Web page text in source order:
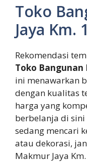
Toko
Jaya Km.
Rekomendasi
Toko Bangunan
ini menawarkan
dengan kualitas
harga yang
berbelanja di sini
sedang mencari
atau dekorasi,
Makmur Jaya